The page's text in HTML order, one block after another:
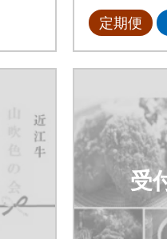
定期便
受